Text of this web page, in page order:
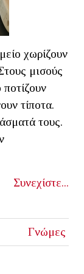
χωρίζουν
μισούς
τίποτα.
τους.
Συνεχίστε...
Γνώμες